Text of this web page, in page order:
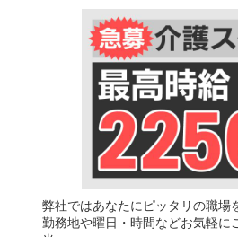
弊社ではあなたにピッタリの職場
勤務地や曜日・時間などお気軽に